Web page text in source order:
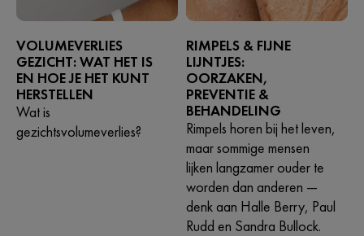
VOLUMEVERLIES
GEZICHT: WAT HET IS
EN HOE JE HET KUNT
HERSTELLEN
Wat is
gezichtsvolumeverlies?
RIMPELS & FIJNE
LIJNTJES:
OORZAKEN,
PREVENTIE &
BEHANDELING
Rimpels horen bij het leven,
maar sommige mensen
lijken langzamer ouder te
worden dan anderen —
denk aan Halle Berry, Paul
Rudd en Sandra Bullock.